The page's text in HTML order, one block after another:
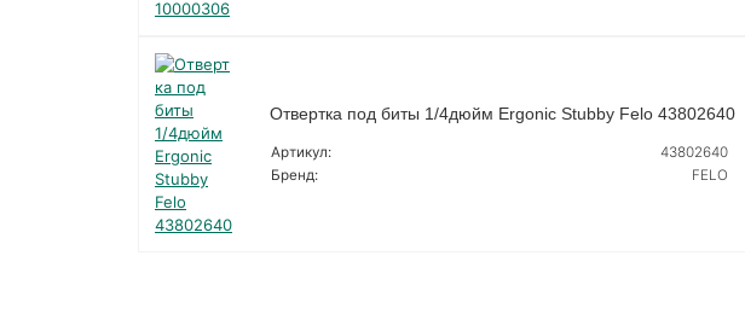
Отвертка под биты 1/4дюйм Ergonic Stubby Felo 43802640
Артикул:
43802640
Бренд:
FELO